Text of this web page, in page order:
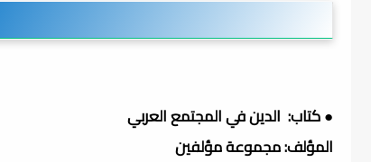
● كتاب: الدين في المجتمع العربي
المؤلف: مجموعة مؤلفين